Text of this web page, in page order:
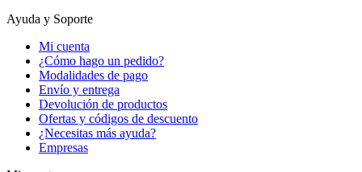
Ayuda y Soporte
Mi cuenta
¿Cómo hago un pedido?
Modalidades de pago
Envío y entrega
Devolución de productos
Ofertas y códigos de descuento
¿Necesitas más ayuda?
Empresas